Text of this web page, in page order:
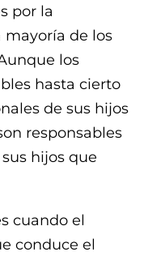
por la
mayoría de los
los
hasta cierto
de sus hijos
responsables
hijos que
cuando el
conduce el